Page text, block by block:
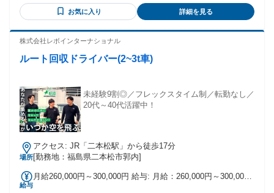
援制度あり） ■運転の好きな方 ■福島県の復興に興味のある方
お気に入り 詳細を見る
株式会社レボインターナショナル
ルート回収ドライバー(2~3t車)
未経験9割◎／フレックスタイム制／転勤なし／
20代～40代活躍中！
場所
アクセス: JR「二本松駅」から徒歩17分
[勤務地：福島県二本松市郭内]
給与
月給260,000円～300,000円 給与: 月給：260,000円～300,000